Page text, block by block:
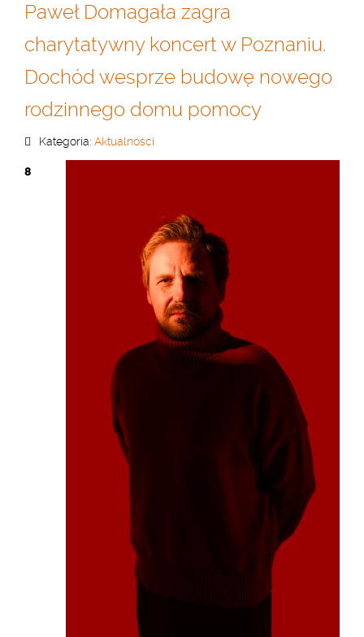
Paweł Domagała zagra
charytatywny koncert w Poznaniu.
Dochód wesprze budowę nowego
rodzinnego domu pomocy
Kategoria: Aktualności
8